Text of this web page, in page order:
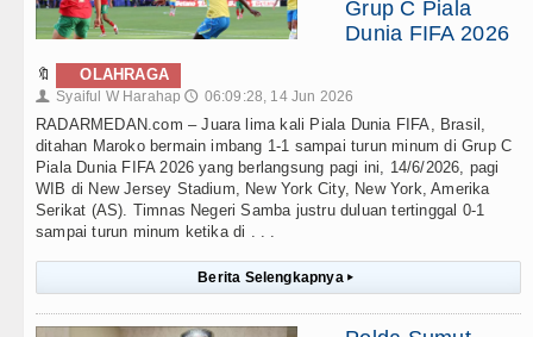
Grup C Piala
Dunia FIFA 2026
🔖 OLAHRAGA
👤 Syaiful W Harahap 🕔 06:09:28, 14 Jun 2026
RADARMEDAN.com – Juara lima kali Piala Dunia FIFA, Brasil,
ditahan Maroko bermain imbang 1-1 sampai turun minum di Grup C
Piala Dunia FIFA 2026 yang berlangsung pagi ini, 14/6/2026, pagi
WIB di New Jersey Stadium, New York City, New York, Amerika
Serikat (AS). Timnas Negeri Samba justru duluan tertinggal 0-1
sampai turun minum ketika di . . .
Berita Selengkapnya ▸